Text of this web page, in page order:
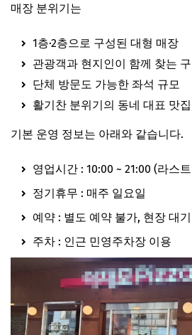
매장 분위기는
1층·2층으로 구성된 대형 매장
관광객과 현지인이 함께 찾는
단체 방문도 가능한 좌석 규모
활기찬 분위기의 동네 대표 맛집
기본 운영 정보는 아래와 같습니다.
영업시간 : 10:00 ~ 21:00 (라스
정기휴무 : 매주 일요일
예약 : 별도 예약 불가, 현장 대
주차 : 인근 민영주차장 이용